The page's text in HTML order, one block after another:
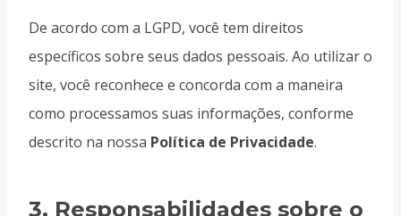
De acordo com a LGPD, você tem direitos
específicos sobre seus dados pessoais. Ao utilizar o
site, você reconhece e concorda com a maneira
como processamos suas informações, conforme
descrito na nossa Política de Privacidade.
3. Responsabilidades sobre o